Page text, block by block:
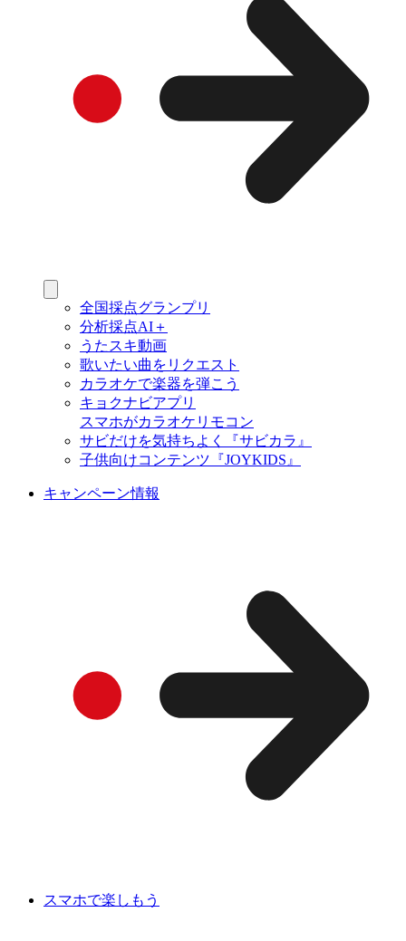
全国採点グランプリ
分析採点AI＋
うたスキ動画
歌いたい曲をリクエスト
カラオケで楽器を弾こう
キョクナビアプリ
スマホがカラオケリモコン
サビだけを気持ちよく『サビカラ』
子供向けコンテンツ『JOYKIDS』
キャンペーン情報
スマホで楽しもう